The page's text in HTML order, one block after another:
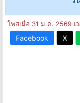
โพสเมื่อ 31 ม.ค. 2569 เ
Facebook X